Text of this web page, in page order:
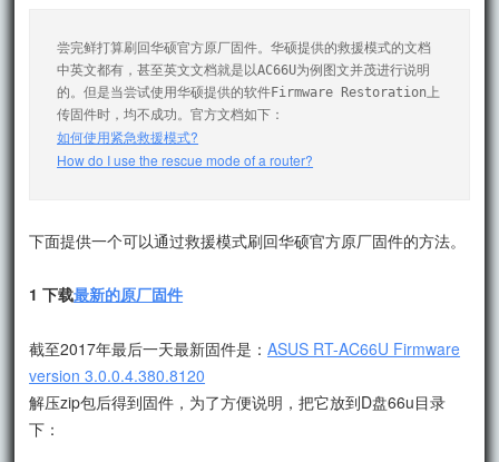
尝完鲜打算刷回华硕官方原厂固件。华硕提供的救援模式的文档
中英文都有，甚至英文文档就是以AC66U为例图文并茂进行说明
的。但是当尝试使用华硕提供的软件Firmware Restoration上
如何使用紧急救援模式?
How do I use the rescue mode of a router?
下面提供一个可以通过救援模式刷回华硕官方原厂固件的方法。
1 下载最新的原厂固件
截至2017年最后一天最新固件是：ASUS RT-AC66U Firmware
version 3.0.0.4.380.8120
解压zip包后得到固件，为了方便说明，把它放到D盘66u目录
下：